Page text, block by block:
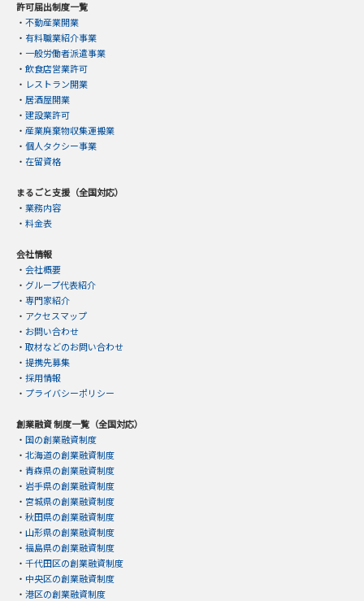
許可届出制度一覧
・ 不動産業開業
・ 有料職業紹介事業
・ 一般労働者派遣事業
・ 飲食店営業許可
・ レストラン開業
・ 居酒屋開業
・ 建設業許可
・ 産業廃棄物収集運搬業
・ 個人タクシー事業
・ 在留資格
まるごと支援（全国対応）
・ 業務内容
・ 料金表
会社情報
・ 会社概要
・ グループ代表紹介
・ 専門家紹介
・ アクセスマップ
・ お問い合わせ
・ 取材などのお問い合わせ
・ 提携先募集
・ 採用情報
・ プライバシーポリシー
創業融資 制度一覧（全国対応）
・ 国の創業融資制度
・ 北海道の創業融資制度
・ 青森県の創業融資制度
・ 岩手県の創業融資制度
・ 宮城県の創業融資制度
・ 秋田県の創業融資制度
・ 山形県の創業融資制度
・ 福島県の創業融資制度
・ 千代田区の創業融資制度
・ 中央区の創業融資制度
・ 港区の創業融資制度